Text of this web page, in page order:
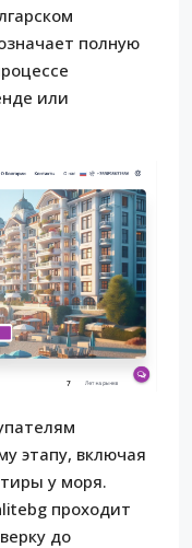
полную
или
этапу, включая
у моря.
проходит
до